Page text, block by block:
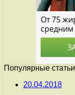
Популярные статьи
20.04.2018